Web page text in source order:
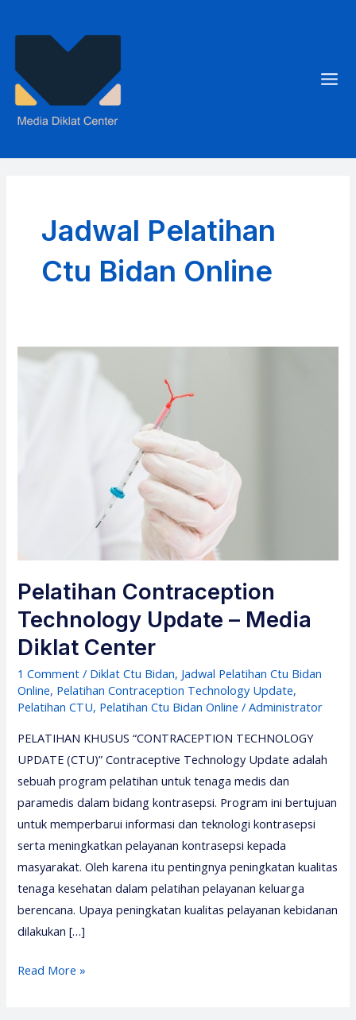
Jadwal Pelatihan
Ctu Bidan Online
Pelatihan Contraception
Technology Update – Media
Diklat Center
1 Comment / Diklat Ctu Bidan, Jadwal Pelatihan Ctu Bidan
Online, Pelatihan Contraception Technology Update,
Pelatihan CTU, Pelatihan Ctu Bidan Online /Administrator
PELATIHAN KHUSUS “CONTRACEPTION TECHNOLOGY
UPDATE (CTU)” Contraceptive Technology Update adalah
sebuah program pelatihan untuk tenaga medis dan
paramedis dalam bidang kontrasepsi. Program ini bertujuan
untuk memperbarui informasi dan teknologi kontrasepsi
serta meningkatkan pelayanan kontrasepsi kepada
masyarakat. Oleh karena itu pentingnya peningkatan kualitas
tenaga kesehatan dalam pelatihan pelayanan keluarga
berencana. Upaya peningkatan kualitas pelayanan kebidanan
dilakukan […]
Pelatihan
Read More »